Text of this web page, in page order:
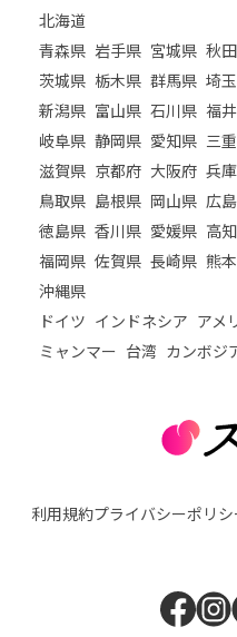
北海道
青森県 岩手県 宮城県 秋
茨城県 栃木県 群馬県 埼
新潟県 富山県 石川県 福
岐阜県 静岡県 愛知県 三
滋賀県 京都府 大阪府 兵
鳥取県 島根県 岡山県 広
徳島県 香川県 愛媛県 高
福岡県 佐賀県 長崎県 熊
沖縄県
ドイツ インドネシア アメ
ミャンマー 台湾 カンボジ
利用規約プライバシーポリシ